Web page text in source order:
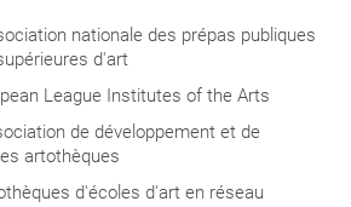
nationale des prépas publiques
d'art
League Institutes of the Arts
de développement et de
artothèques
d'écoles d'art en réseau